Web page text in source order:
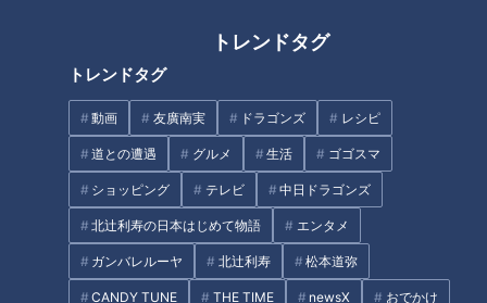
トレンドタグ
トレンドタグ
動画 友廣南実 ドラゴンズ レシピ
道との遭遇 グルメ 生活 ゴゴスマ
ショッピング テレビ 中日ドラゴンズ
北辻利寿の日本はじめて物語 エンタメ
ガンバレルーヤ 北辻利寿 松本道弥
CANDY TUNE THE TIME newsX おでかけ
浅尾キュン、眼光ビーム、高身
長イケメンetc… ファンが選ぶ
竜の歴代イケメンを一挙大公開
「正捕手なんて・・・。レギュ
だ」―井上竜の若き司令塔・石
伊雄太が自身に“不適格”の烙印
を押した最もたる理由
SNSで大バズりの「海老ワンタ
ン麺」！？大衆町中華が大行列
ベンチ采配の“すき間”に潜んで
いた悪夢、井上竜まさかの開幕